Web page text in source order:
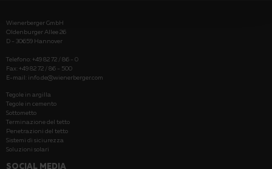
Wienerberger GmbH
Oldenburger Allee 26
D - 30659 Hannover
Telefono: +49 82 72 / 86 - 0
Fax: +49 82 72 / 86 - 500
E-mail: info.de@wienerberger.com
Tegole in argilla
Tegole in cemento
Sottometto
Terminazione del tetto
Penetrazioni del tetto
Sistemi di siciurezza
Soluzioni solari
SOCIAL MEDIA